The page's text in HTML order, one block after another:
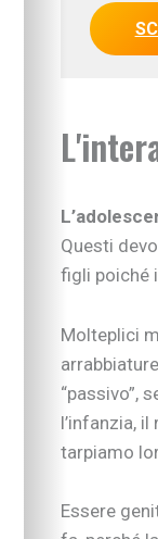
IN
Figli in
Questi
figli poiché
Molteplici
arrabbiature
“passivo”,
l’infanzia,
tarpiamo
Essere